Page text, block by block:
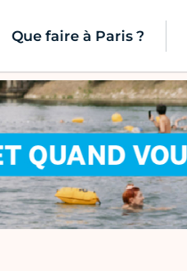
Que faire à Paris ?